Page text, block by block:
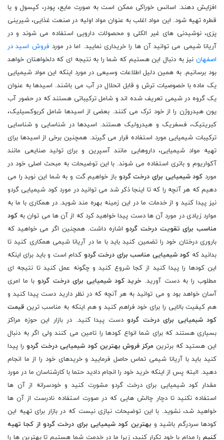
افزایش دهند. اسانس خوراکی ممکن است به صورت مایع، پودر، کپسول و یا
قطره تهیه شود. این مواد اغلب به عنوان مواد اولیه در صنعت غذایی، شیرینی
پزی، نوشیدنی های غیر الکلی و محصولات دارویی استفاده می شوند و در
آریانا شیمی می توانید آن ها را خریداری نمایید. اما در مورد فروش اسید در
اصفهان نیز به دنبال این هستیم که شما را به نتیجه ای که دلخواهتان خواهد
بود برسانیم. به همین دلیل اطلاعات وسیعی در مورد اینکه این مواد شیمیایی
یک ماده با خصوصیات ترش و قابل انحلال در آب می باشند. اسیدها به عنوان
یک گروه در شیمی تعریف شده اند و شامل ترکیباتی هستند که در حضور آب
یون هیدروژن را از خود ترک می کنند. بعضی از اسیدها شامل کربوکسیلیک،
کبریتیک، فسفریک و هیدرولیک هستند. اسیدها در شناسایی و شناسایی
ترکیبات شیمیایی مورد استفاده قرار می گیرند. همچنین برخی از اسیدها برای
تهیه مواد شیمیایی، داروهایی مانند آسپرین و برای تولید صنایعی مانند
آکواریوم و باتری استفاده می شوند. با این توضیحات به مبحث اصلی خود در
مورد کود شیمیایی برای درخت گردو باز خواهیم گت و به شما این نوید را می
دهیم که هر آنچه را که تا اینجا ذکر شد می توانید در مورد کود شیمیایی گردو
نیز پیدا کنید و از خدمات ما در این زمینه بهره مند شوید. در همکاری با ما به
موارد زیادی در مورد آن ها دست پیدا خواهید کرد که از آن ها می توان به کود
مناسب برای تقویت درخت گردواشاره داشت. همچنین اگر می خواهید که
باروری درختان خود را تضمین کنید باید با ما در آریانا شیمی همکاری کنید تا
بدانید که کود شیمیایی مناسب برای درخت گردو کدام است و باید برای اینکه
این کودها را پیدا کنید از کجا شروع کنید و چگونه عمل کنید تا نتیجه ای
مطلوب را به دست آورید. خرید کود شیمیایی برای درخت گردوبا ما امری
آسان خواهد بود و می توانید به هر آنچه که در نظر دارید دست پیدا کنید و
هم کیفیت بالایی را برای خود فراهم کنید و هم اینکه به مناسب ترین قیمت
کود شیمیایی برای درخت گردو دست پیدا کنید. در بازار این حوزه مراکز
بسیاری هستند که برای شما انواع کودها را تامین می کنند ولی اگر به دنبال
این هستید که برترین مرکز فروش بهترین کود شیمیایی درخت گردو را پیدا
کنید باید با آریانا شیمی تماس حاصل فرمایید و خریدهای خود را از ما انجام
دهید. البته پس از اینکه خرید خود را انجام دادید حتما با کارشناسان ما در مورد
مقدار کود شیمیایی برای درخت گردو مشورت کنید و خودسرانه از آن ها
استفاده نکنید تا دچار چالش هایی که در صورت استفاده نادرست از آن ها
خواهید شد، نشوید. با این توضیحات نیازی نیست که در بازار برای تهیه این
کودها سردرگم باشید و بهترین کود شیمیایی برای درخت گردو از کجا تهیه
کنیم را مدام با خود تکرار کنید، زیرا ما در خدمت شما هستیم تا بهترین ها را